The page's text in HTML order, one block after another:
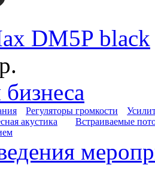
DM5P black
Регуляторы громкости
акустика
Встраиваемые